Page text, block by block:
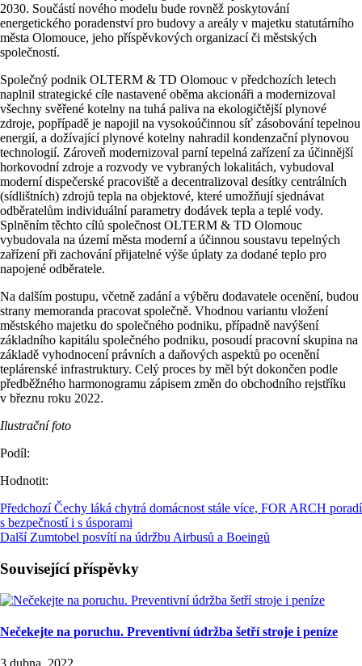
2030. Součástí nového modelu bude rovněž poskytování
energetického poradenství pro budovy a areály v majetku statutárního
města Olomouce, jeho příspěvkových organizací či městských
společností.
Společný podnik OLTERM & TD Olomouc v předchozích letech
naplnil strategické cíle nastavené oběma akcionáři a modernizoval
všechny svěřené kotelny na tuhá paliva na ekologičtější plynové
zdroje, popřípadě je napojil na vysokoúčinnou síť zásobování tepelnou
energií, a dožívající plynové kotelny nahradil kondenzační plynovou
technologií. Zároveň modernizoval parní tepelná zařízení za účinnější
horkovodní zdroje a rozvody ve vybraných lokalitách, vybudoval
moderní dispečerské pracoviště a decentralizoval desítky centrálních
(sídlištních) zdrojů tepla na objektové, které umožňují sjednávat
odběratelům individuální parametry dodávek tepla a teplé vody.
Splněním těchto cílů společnost OLTERM & TD Olomouc
vybudovala na území města moderní a účinnou soustavu tepelných
zařízení při zachování přijatelné výše úplaty za dodané teplo pro
napojené odběratele.
Na dalším postupu, včetně zadání a výběru dodavatele ocenění, budou
strany memoranda pracovat společně. Vhodnou variantu vložení
městského majetku do společného podniku, případně navýšení
základního kapitálu společného podniku, posoudí pracovní skupina na
základě vyhodnocení právních a daňových aspektů po ocenění
teplárenské infrastruktury. Celý proces by měl být dokončen podle
předběžného harmonogramu zápisem změn do obchodního rejstříku
v březnu roku 2022.
Ilustrační foto
Podíl:
Hodnotit:
Předchozí Čechy láká chytrá domácnost stále více, FOR ARCH poradí
s bezpečností i s úsporami
Další Zumtobel posvítí na údržbu Airbusů a Boeingů
Související příspěvky
Nečekejte na poruchu. Preventivní údržba šetří stroje i peníze